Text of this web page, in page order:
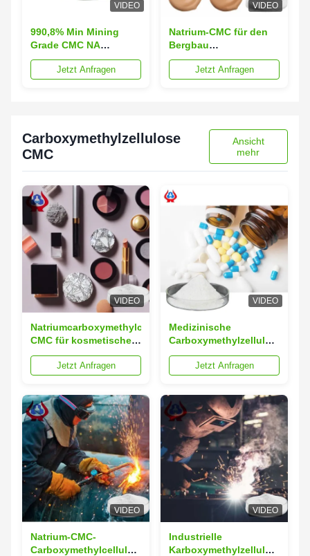
VIDEO
990,8% Min Mining
Grade CMC NA
Zellulose Gummi
Natriumsalz SCMC
Jetzt Anfragen
VIDEO
Natrium-CMC für den
Bergbau
Oberflächenwirkstoff
Funktionen 98%
Jetzt Anfragen
Carboxymethylzellulose
CMC
Ansicht
mehr
VIDEO
Natriumcarboxymethylcellulose
CMC für kosmetische
Zwecke andere
Industriezweige
Jetzt Anfragen
VIDEO
Medizinische
Carboxymethylzellulose
CMC Chemische
IndustrieJetzt Anfragen
VIDEO
Natrium-CMC-
Carboxymethylcellulose
VIDEO
Industrielle
Karboxymethylzellulose